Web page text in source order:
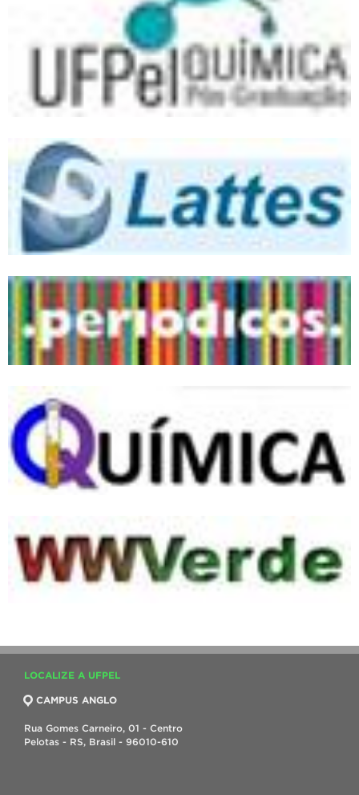
LOCALIZE A UFPEL
CAMPUS ANGLO
Rua Gomes Carneiro, 01 - Centro
Pelotas - RS, Brasil - 96010-610